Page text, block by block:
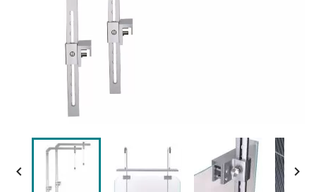
 